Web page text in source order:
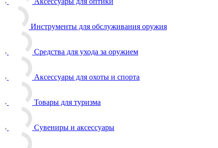
Инструменты для обслуживания оружия
Средства для ухода за оружием
Аксессуары для охоты и спорта
Товары для туризма
Сувениры и аксессуары